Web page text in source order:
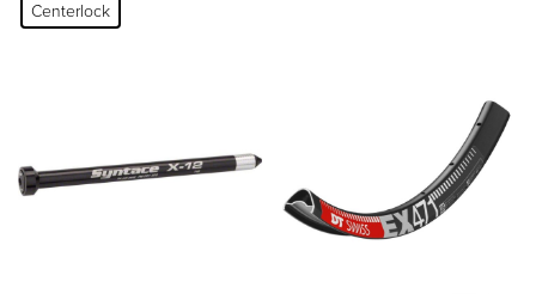
Centerlock